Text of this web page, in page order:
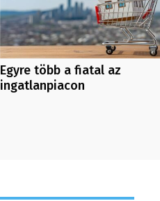
Egyre több a fiatal az
ingatlanpiacon